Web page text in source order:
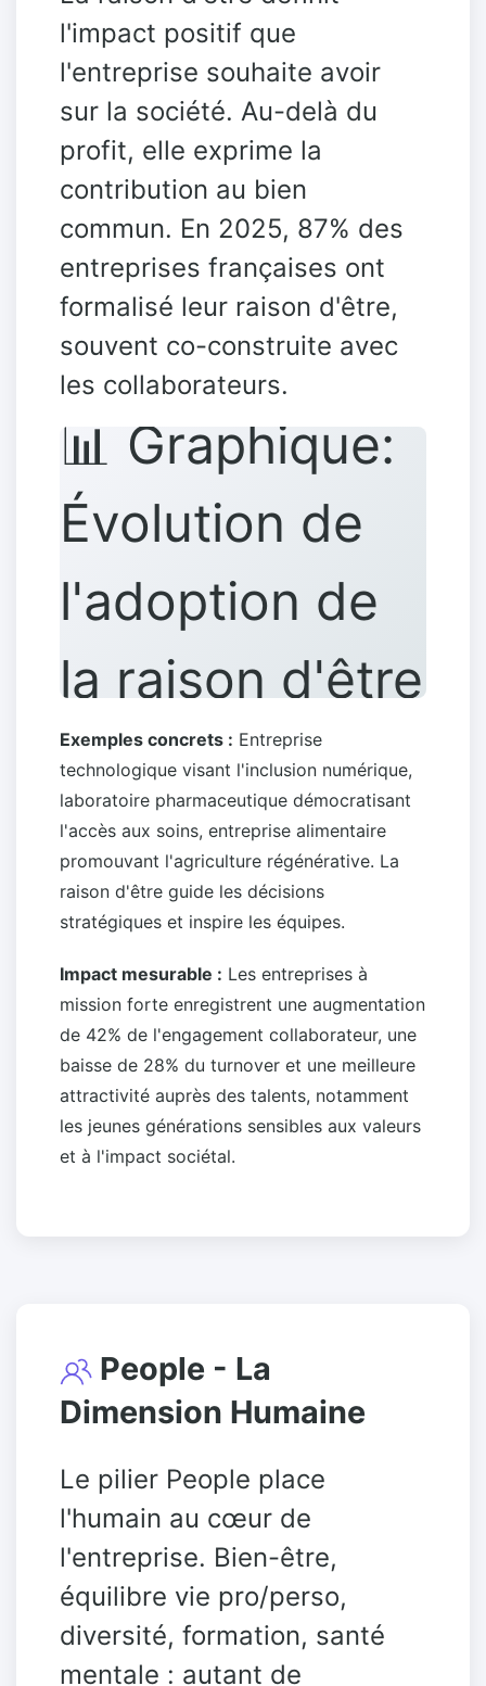
l'impact positif que
l'entreprise souhaite avoir
sur la société. Au-delà du
profit, elle exprime la
contribution au bien
commun. En 2025, 87% des
entreprises françaises ont
formalisé leur raison d'être,
souvent co-construite avec
les collaborateurs.
📊 Graphique:
Évolution de
l'adoption de
la raison d'être
Exemples concrets : Entreprise
technologique visant l'inclusion numérique,
laboratoire pharmaceutique démocratisant
l'accès aux soins, entreprise alimentaire
promouvant l'agriculture régénérative. La
raison d'être guide les décisions
stratégiques et inspire les équipes.
Impact mesurable : Les entreprises à
mission forte enregistrent une augmentation
de 42% de l'engagement collaborateur, une
baisse de 28% du turnover et une meilleure
attractivité auprès des talents, notamment
les jeunes générations sensibles aux valeurs
et à l'impact sociétal.
People - La
Dimension Humaine
Le pilier People place
l'humain au cœur de
l'entreprise. Bien-être,
équilibre vie pro/perso,
diversité, formation, santé
mentale : autant de